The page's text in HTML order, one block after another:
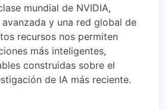
mundial de NVIDIA,
y una red global de
recursos nos permiten
más inteligentes,
construidas sobre el
de IA más reciente.